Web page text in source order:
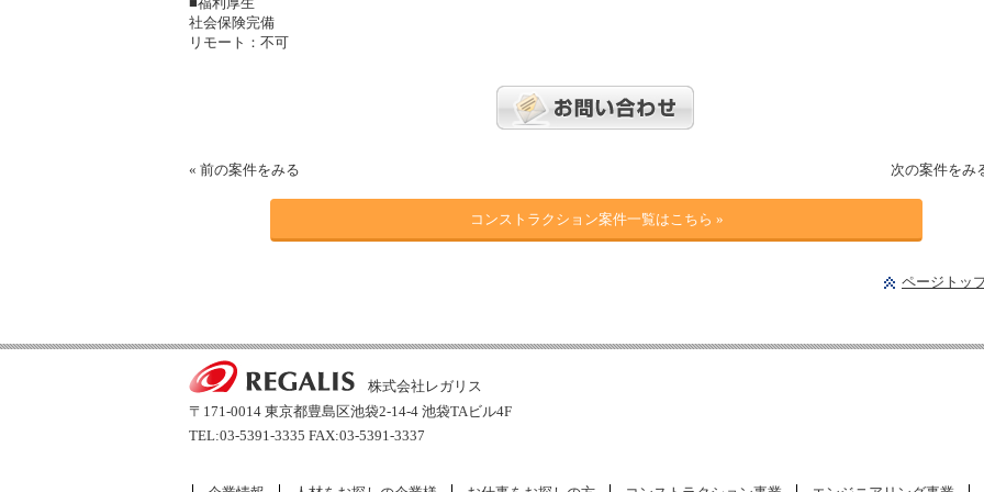
社会保険完備
リモート：不可
« 前の案件をみる 次の案件をみ
コンストラクション案件一覧はこちら »
ページトッ
株式会社レガリス
〒171-0014 東京都豊島区池袋2-14-4 池袋TAビル4F
TEL:03-5391-3335 FAX:03-5391-3337